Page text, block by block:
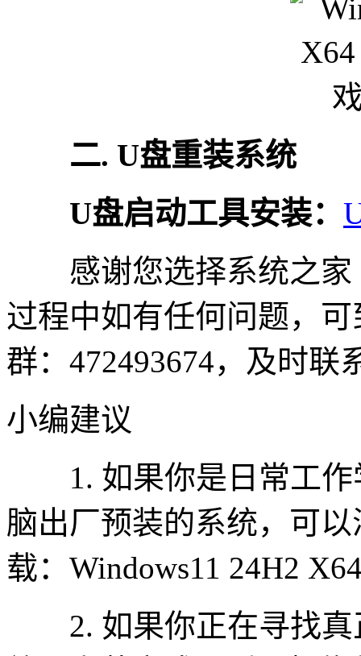
二. U盘重装系统
U盘启动工具安装：
感谢您选择系统之家
过程中如有任何问题，
群：472493674，及时联
小编建议
1. 如果你是日常工作
脑出厂预装的系统，可
载：Windows11 24H2
2. 如果你正在寻找真